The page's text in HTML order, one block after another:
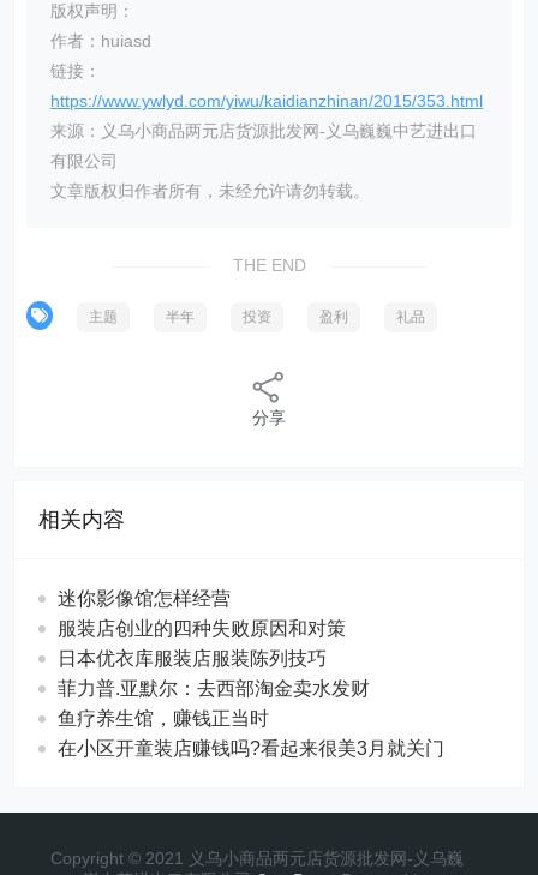
版权声明：
作者：huiasd
链接：
https://www.ywlyd.com/yiwu/kaidianzhinan/2015/353.html
来源：义乌小商品两元店货源批发网-义乌巍巍中艺进出口
有限公司
文章版权归作者所有，未经允许请勿转载。
THE END
主题 半年 投资 盈利 礼品
分享
相关内容
迷你影像馆怎样经营
服装店创业的四种失败原因和对策
日本优衣库服装店服装陈列技巧
菲力普.亚默尔：去西部淘金卖水发财
鱼疗养生馆，赚钱正当时
在小区开童装店赚钱吗?看起来很美3月就关门
Copyright © 2021 义乌小商品两元店货源批发网-义乌巍